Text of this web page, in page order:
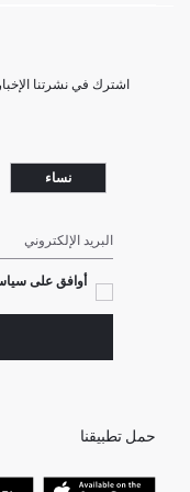
اشترك في نشرتنا الإخبارية
نساء
البريد الإلكتروني
أوافق على
حمل تطبيقنا